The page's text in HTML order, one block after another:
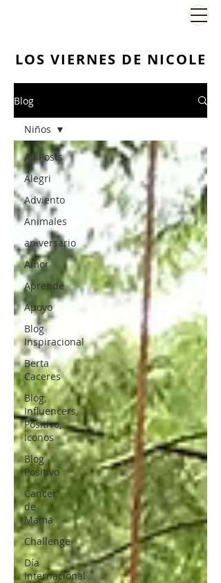
LOS VIERNES DE NICOLE
Blog
All Posts
Alegri
Adviento
Animales
aniversario
Amor
Aprende
Apoyo
Blog
Inspiracional
Berta
Caceres
Blog,
Influencers,
Positivo,
Iconos
Blog
Positivo
Cancer
de
Mama
Challenge
Día
Internacional
Niños